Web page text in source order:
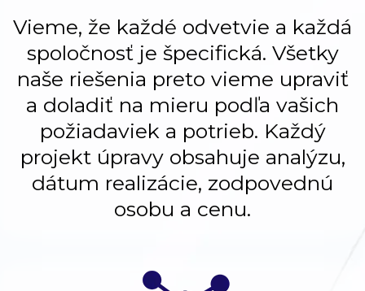
Vieme, že každé odvetvie a každá
spoločnosť je špecifická. Všetky
naše riešenia preto vieme upraviť
a doladiť na mieru podľa vašich
požiadaviek a potrieb. Každý
projekt úpravy obsahuje analýzu,
dátum realizácie, zodpovednú
osobu a cenu.